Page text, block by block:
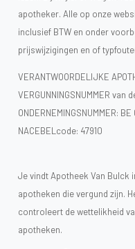
apotheker. Alle op onze
inclusief BTW en onder
prijswijzigingen en of
VERANTWOORDELIJKE
VERGUNNINGSNUMMER van
ONDERNEMINGSNUMMER: BE
NACEBELcode: 47910
Je vindt Apotheek Van Bulck
apotheken die vergund zijn.
controleert de wettelikheid
apotheken.